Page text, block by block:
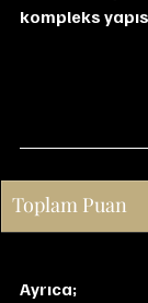
kompleks
Toplam Puan
Ayrıca;